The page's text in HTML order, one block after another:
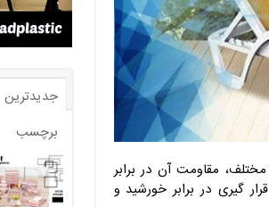
مقاومت آن در برابر
گیری در برابر خورشید و
جدیدترین
برچسب